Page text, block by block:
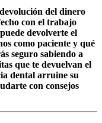
del dinero
con el trabajo
devolverte el
como paciente y qué
seguro sabiendo a
que te devuelvan el
dental arruine su
con consejos